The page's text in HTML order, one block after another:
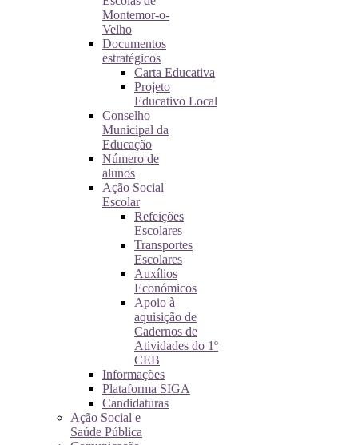
Montemor-o-
Velho
Documentos
estratégicos
Carta Educativa
Projeto
Educativo Local
Conselho
Municipal da
Educação
Número de
alunos
Ação Social
Escolar
Refeições
Escolares
Transportes
Escolares
Auxílios
Económicos
Apoio à
aquisição de
Cadernos de
Atividades do 1º
CEB
Informações
Plataforma SIGA
Candidaturas
Ação Social e
Saúde Pública